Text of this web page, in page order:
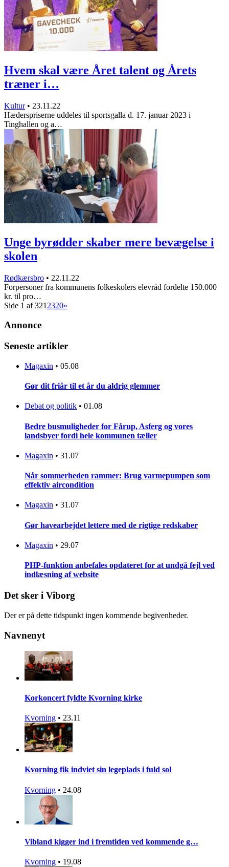
Hvem skal være Året talent og Årets
træner i…
Kultur • 23.11.22
Hæderspriserne uddeles til sportsgalla d. 17. januar 2023 i
Tinghallen og a…
Unge byrødder skaber mere bevægelse i
skolen
Rødkærsbro • 22.11.22
Forpersoner fra kommunens folkeskolers elevråd fordelte 150.000
kr. til pro…
Side 1 af 321 2320»
Annonce
Seneste artikler
Magaxin • 05.08
Gør dit friår til et år du aldrig glemmer
Debat og politik • 01.08
Bedre busmuligheder for Fårup, Asferg og vores
landsbyer fordi hele kommunen tæller
Magaxin • 31.07
Når sommerheden rammer: Brug varmepumpen som
effektiv aircondition
Magaxin • 31.07
Gør havearbejdet lettere med de rigtige redskaber
Magaxin • 29.07
PHP-funktion anbefales opdateret for at undgå fejl ved
indlæsning af website
Det sker i Viborg
Der er på dette tidspunkt ingen kommende begivenheder.
Navnenyt
Korkoncert fyldte Kvorning kirke
Kvorning • 23.11
Kvorning fik indviet sin legeplads i fuld sol
Kvorning • 24.08
Vibland kigger ind i fremtiden ved kommende g…
Kvorning • 19.08